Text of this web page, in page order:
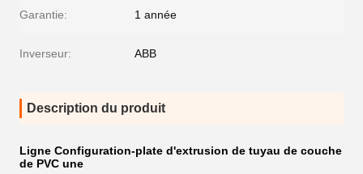
Garantie: 1 année
Inverseur: ABB
Description du produit
Ligne Configuration-plate d'extrusion de tuyau de couche
de PVC une